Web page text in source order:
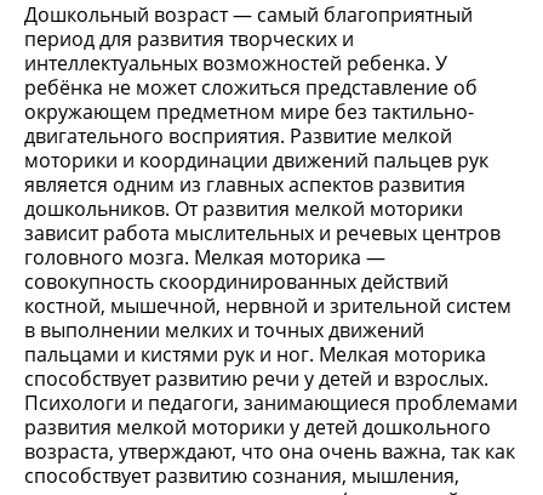
Дошкольный возраст — самый благоприятный
период для развития творческих и
интеллектуальных возможностей ребенка. У
ребёнка не может сложиться представление об
окружающем предметном мире без тактильно-
двигательного восприятия. Развитие мелкой
моторики и координации движений пальцев рук
является одним из главных аспектов развития
дошкольников. От развития мелкой моторики
зависит работа мыслительных и речевых центров
головного мозга. Мелкая моторика —
совокупность скоординированных действий
костной, мышечной, нервной и зрительной систем
в выполнении мелких и точных движений
пальцами и кистями рук и ног. Мелкая моторика
способствует развитию речи у детей и взрослых.
Психологи и педагоги, занимающиеся проблемами
развития мелкой моторики у детей дошкольного
возраста, утверждают, что она очень важна, так как
способствует развитию сознания, мышления,